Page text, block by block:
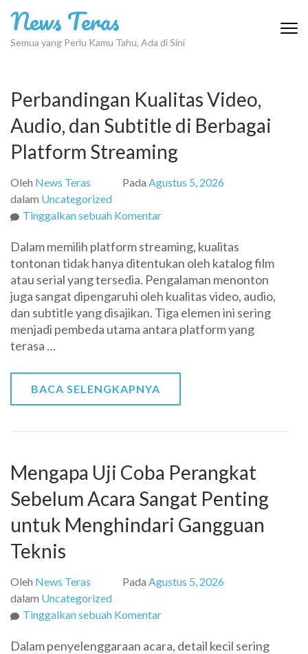
konten
News Teras
Semua yang Perlu Kamu Tahu, Ada di Sini
Perbandingan Kualitas Video,
Audio, dan Subtitle di Berbagai
Platform Streaming
Oleh News Teras Pada Agustus 5, 2026
dalam Uncategorized
Tinggalkan sebuah Komentarpada
Kualitas
Video,
Audio,
dan
Subtitle
di
Dalam memilih platform streaming, kualitas
tontonan tidak hanya ditentukan oleh katalog film
atau serial yang tersedia. Pengalaman menonton
juga sangat dipengaruhi oleh kualitas video, audio,
dan subtitle yang disajikan. Tiga elemen ini sering
menjadi pembeda utama antara platform yang
terasa …
BACA SELENGKAPNYA
Mengapa Uji Coba Perangkat
Sebelum Acara Sangat Penting
untuk Menghindari Gangguan
Teknis
Oleh News Teras Pada Agustus 5, 2026
dalam Uncategorized
Tinggalkan sebuah Komentarpada
Uji
Dalam penyelenggaraan acara, detail kecil sering